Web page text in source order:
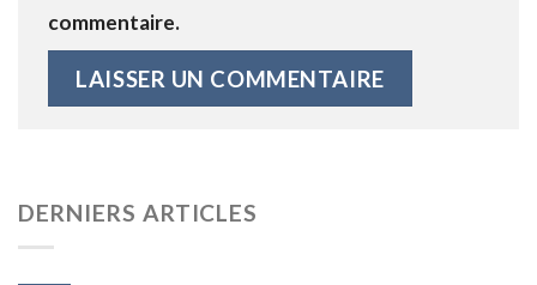
commentaire.
DERNIERS ARTICLES